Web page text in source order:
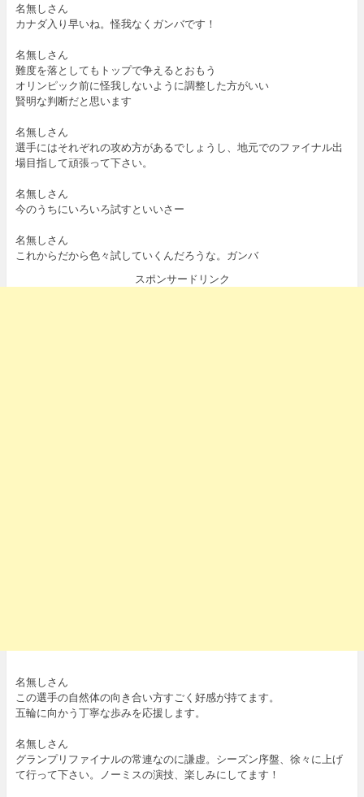
名無しさん
カナダ入り早いね。怪我なくガンバです！
名無しさん
難度を落としてもトップで争えるとおもう
オリンピック前に怪我しないように調整した方がいい
賢明な判断だと思います
名無しさん
選手にはそれぞれの攻め方があるでしょうし、地元でのファイナル出
場目指して頑張って下さい。
名無しさん
今のうちにいろいろ試すといいさー
名無しさん
これからだから色々試していくんだろうな。ガンバ
スポンサードリンク
名無しさん
この選手の自然体の向き合い方すごく好感が持てます。
五輪に向かう丁寧な歩みを応援します。
名無しさん
グランプリファイナルの常連なのに謙虚。シーズン序盤、徐々に上げ
て行って下さい。ノーミスの演技、楽しみにしてます！